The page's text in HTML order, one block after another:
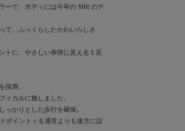
ーで、ボディには今年の fitfit のテ
て、ふっくらしたかわいらしさ
トに、やさしい表情に見える１足
採用。
ィカルに施しました。
っかりとした歩行を確保。
ポイント＞を通常よりも後方に設